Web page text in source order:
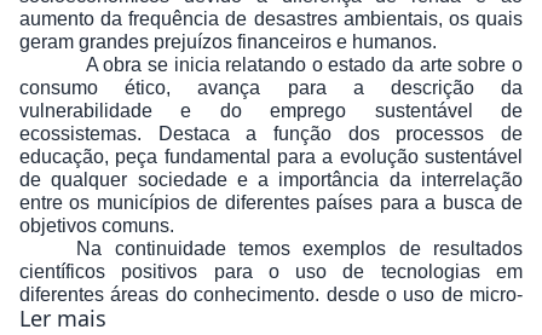
aumento da frequência de desastres ambientais, os quais
geram grandes prejuízos financeiros e humanos.
A obra se inicia relatando o estado da arte sobre o
consumo ético, avança para a descrição da
vulnerabilidade e do emprego sustentável de
ecossistemas. Destaca a função dos processos de
educação, peça fundamental para a evolução sustentável
de qualquer sociedade e a importância da interrelação
entre os municípios de diferentes países para a busca de
objetivos comuns.
Na continuidade temos exemplos de resultados
científicos positivos para o uso de tecnologias em
diferentes áreas do conhecimento, desde o uso de micro-
organismos e sementes para a produção de óleos e
Ler mais